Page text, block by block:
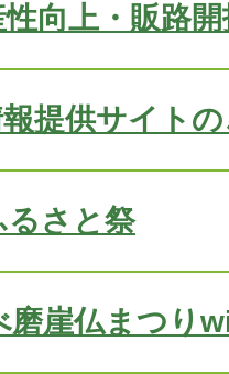
向上・販路
提供サイト
るさと祭
磨崖仏まつり